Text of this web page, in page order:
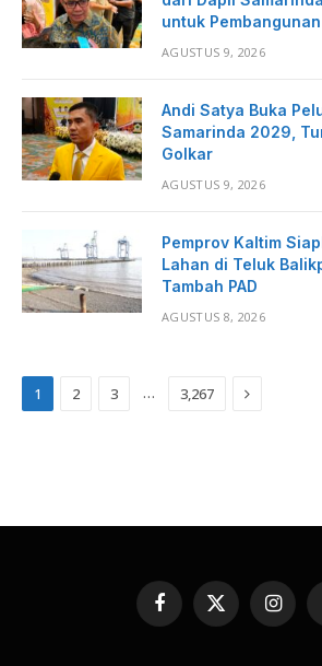
untuk
AGUSTUS 9, 2026
Andi Satya Buka
Samarinda 2029,
Golkar
AGUSTUS 9, 2026
Pemprov Kaltim
Lahan di Teluk
Tambah PAD
AGUSTUS 8, 2026
1 2 3 … 3,267 Next
Facebook
X
(Twitter)